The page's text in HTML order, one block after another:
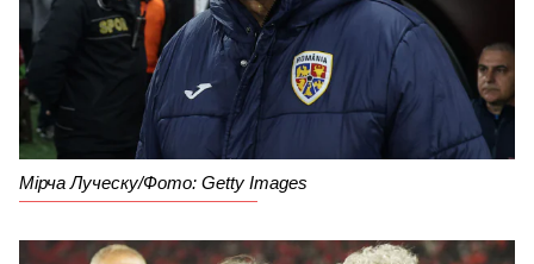
Мірча Луческу/Фото: Getty Images